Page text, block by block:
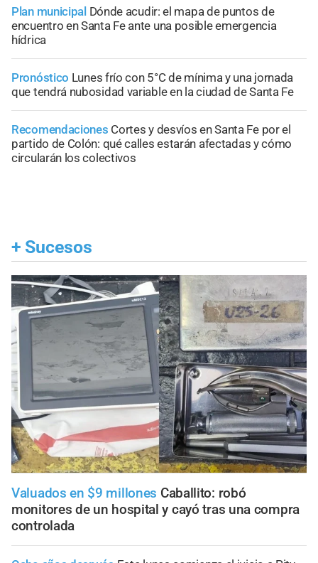
Plan municipal Dónde acudir: el mapa de puntos de
encuentro en Santa Fe ante una posible emergencia
hídrica
Pronóstico Lunes frío con 5°C de mínima y una jornada
que tendrá nubosidad variable en la ciudad de Santa Fe
Recomendaciones Cortes y desvíos en Santa Fe por el
partido de Colón: qué calles estarán afectadas y cómo
circularán los colectivos
+ Sucesos
Valuados en $9 millones Caballito: robó
monitores de un hospital y cayó tras una compra
controlada